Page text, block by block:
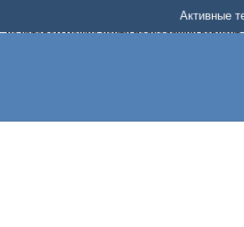
на котором можно найти подходящий
или сайт не платит, то указывайте в
новые темы, размещайте объявления со
Активные